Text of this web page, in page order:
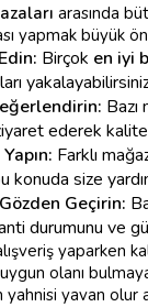
arasında
yapmak büyük
Birçok en iyi
ederek
Farklı
konuda size
Geçirin:
durumunu ve
yaparken
olanı
yavan olur